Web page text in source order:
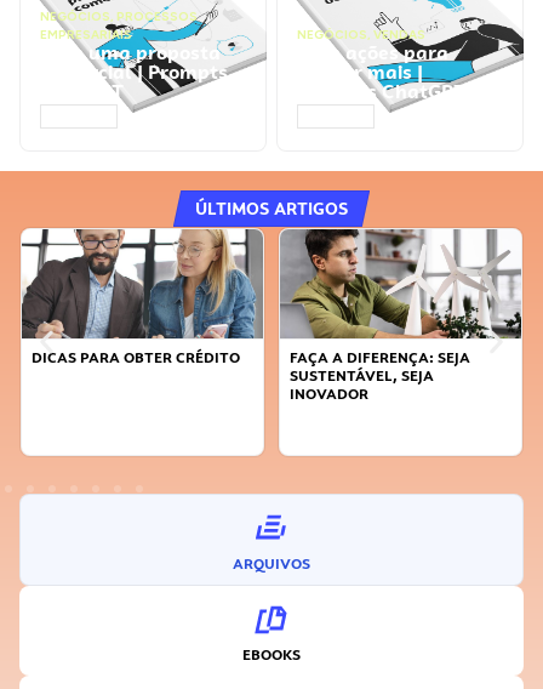
NEGÓCIOS, PROCESSOS
EMPRESARIAIS
Faça uma proposta
comercial | Prompts
ChatGPT
NEGÓCIOS, VENDAS
Faça ações para
vender mais |
Prompts ChatGPT
ÚLTIMOS ARTIGOS
DICAS PARA OBTER CRÉDITO
FAÇA A DIFERENÇA: SEJA
SUSTENTÁVEL, SEJA
INOVADOR
ARQUIVOS
EBOOKS